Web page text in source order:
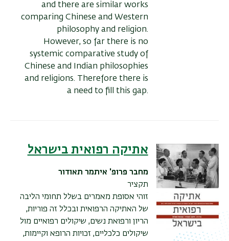
and there are similar works
comparing Chinese and Western
philosophy and religion.
However, so far there is no
systemic comparative study of
Chinese and Indian philosophies
and religions. Therefore there is
a need to fill this gap.
אתיקה רפואית בישראל
מחבר פרופ' איתמר תאודור
תקציר
זוהי אסופת מאמרים בשלל תחומי הליבה
של האתיקה הרפואית ובכלל זה פוריות,
הריון ורפואת נשים, שיקולים רפואיים מול
שיקולים כלכליים, זכויות הרופא וקיימות,